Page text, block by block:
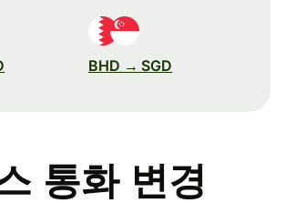
BHD → SGD
통화 변경